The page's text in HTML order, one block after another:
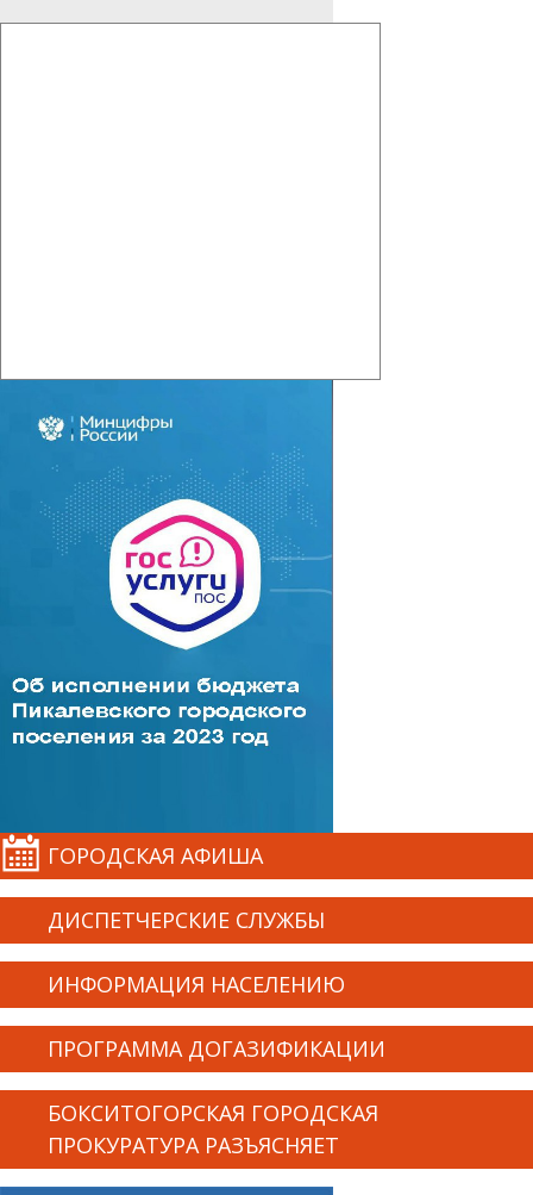
ГОРОДСКАЯ АФИША
ДИСПЕТЧЕРСКИЕ СЛУЖБЫ
ИНФОРМАЦИЯ НАСЕЛЕНИЮ
ПРОГРАММА ДОГАЗИФИКАЦИИ
БОКСИТОГОРСКАЯ ГОРОДСКАЯ
ПРОКУРАТУРА РАЗЪЯСНЯЕТ